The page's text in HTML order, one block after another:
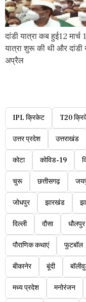
दांडी यात्रा कब हुई12
यात्रा शुरू की थी और दांडी
अप्रैल
IPL क्रिकेट T20
उत्तर प्रदेश उत्तराखंड
कोटा कोविड-19
चुरू छत्तीसगढ़
जोधपुर झारखंड
दिल्ली दौसा धौलपुर
पौराणिक कथाएं फुटबॉल
बीकानेर बूंदी
मध्य प्रदेश मनोरंजन